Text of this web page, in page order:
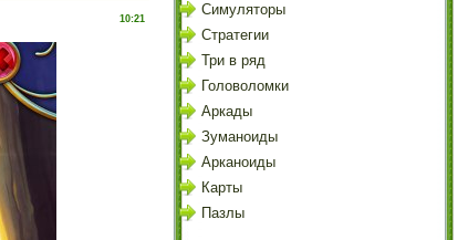
10:21
Симуляторы
Стратегии
Три в ряд
Головоломки
Аркады
Зуманоиды
Арканоиды
Карты
Пазлы